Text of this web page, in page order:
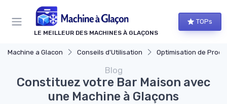
LE MEILLEUR DES MACHINES À GLAÇONS
TOPs
Machine a Glacon Conseils d'Utilisation Optimisation de
Blog
Constituez votre Bar Maison avec
une Machine à Glaçons
Panneau de gestion des cookies